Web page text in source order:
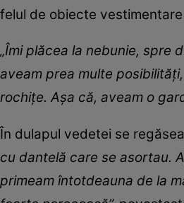
felul de obiecte
„Îmi plăcea la nebunie, spre
aveam prea multe
rochițe. Așa că, aveam o
În dulapul vedetei se
cu dantelă care se asortau.
primeam întotdeauna de la